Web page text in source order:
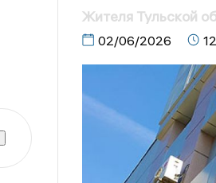
Жителя Тульской
02/06/2026